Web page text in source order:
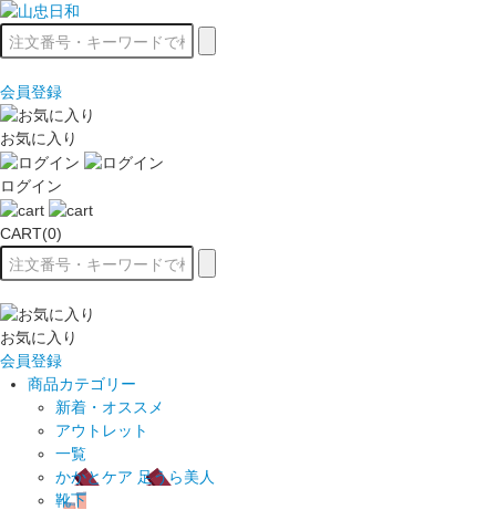
会員登録
お気に入り
ログイン
CART(0)
お気に入り
会員登録
商品カテゴリー
新着・オススメ
アウトレット
一覧
かかとケア 足うら美人
靴下